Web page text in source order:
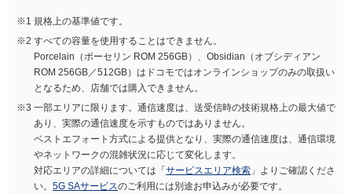
規格上の基準値です。
すべての容量を使用することはできません。
Porcelain（ポーセリン ROM 256GB）、Obsidian（オブシディアン
ROM 256GB／512GB）はドコモではオンラインショップのみの取扱い
となるため、店舗では購入できません。
一部エリアに限ります。通信速度は、送受信時の技術規格上の最大値で
あり、実際の通信速度を示すものではありません。
ベストエフォート方式による提供となり、実際の通信速度は、通信環境
やネットワークの混雑状況に応じて変化します。
対応エリアの詳細については「 サービスエリア検索 」よりご確認くださ
い。 5G SAサービスのご利用には別途お申込みが必要です。